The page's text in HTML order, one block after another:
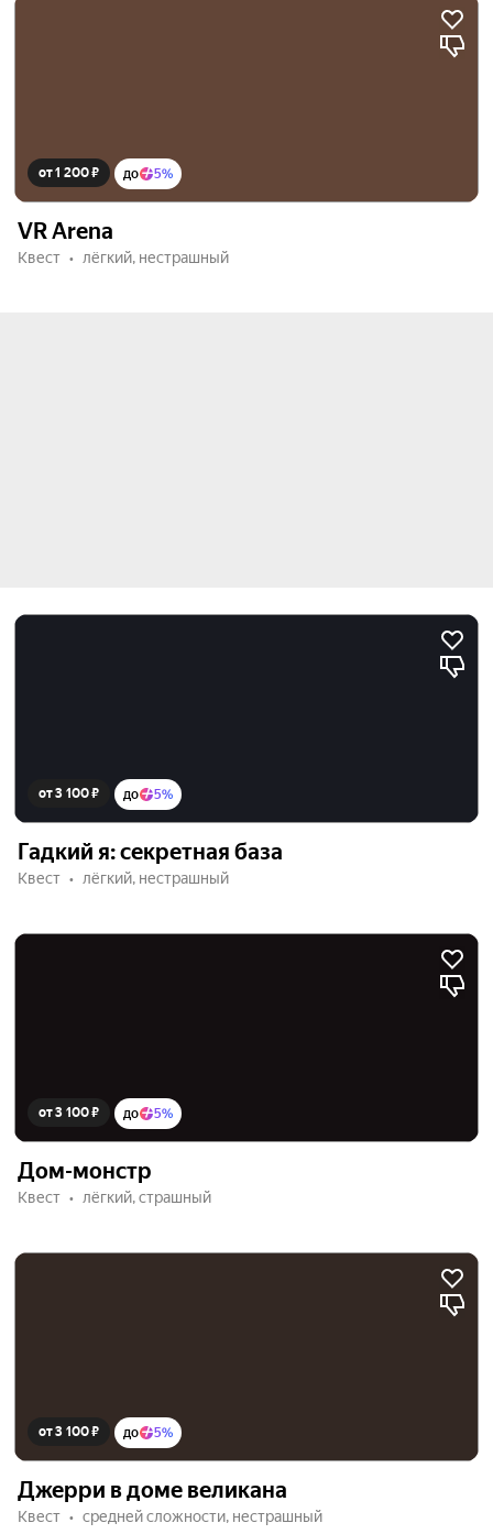
от 1 200 ₽ до 5%
VR Arena
Квест лёгкий, нестрашный
от 3 100 ₽ до 5%
Гадкий я: секретная база
Квест лёгкий, нестрашный
от 3 100 ₽ до 5%
Дом-монстр
Квест лёгкий, страшный
от 3 100 ₽ до 5%
Джерри в доме великана
Квест средней сложности, нестрашный